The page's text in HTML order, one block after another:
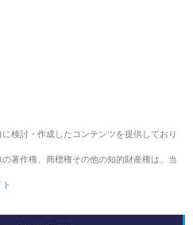
検討・作成したコンテンツを提供しており
著作権、商標権その他の知的財産権は、当